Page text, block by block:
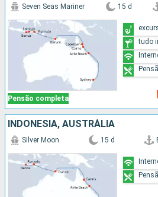
Pensão completa
Seven Seas Mariner 15 d
tudo
INDONESIA, AUSTRÁLIA
Silver Moon 15 d